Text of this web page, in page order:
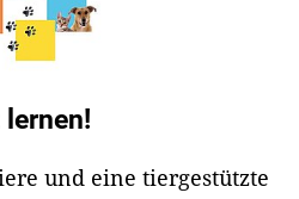
und eine tiergestützte